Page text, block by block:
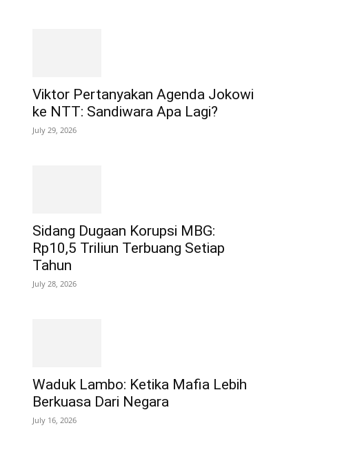
Viktor Pertanyakan Agenda Jokowi
ke NTT: Sandiwara Apa Lagi?
July 29, 2026
Sidang Dugaan Korupsi MBG:
Rp10,5 Triliun Terbuang Setiap
Tahun
July 28, 2026
Waduk Lambo: Ketika Mafia Lebih
Berkuasa Dari Negara
July 16, 2026